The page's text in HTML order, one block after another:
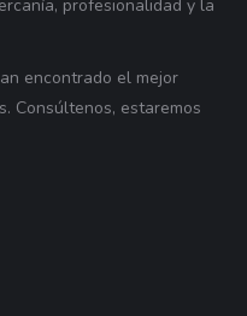
profesionalidad y la
encontrado el mejor
Consúltenos, estaremos